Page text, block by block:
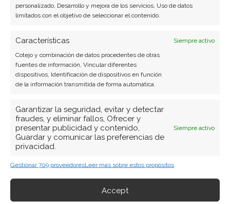
personalizado, Desarrollo y mejora de los servicios, Uso de datos
limitados con el objetivo de seleccionar el contenido.
Características
Siempre activo
Cotejo y combinación de datos procedentes de otras
fuentes de información, Vincular diferentes
dispositivos, Identificación de dispositivos en función
de la información transmitida de forma automática.
Garantizar la seguridad, evitar y detectar
fraudes, y eliminar fallos, Ofrecer y
presentar publicidad y contenido,
Guardar y comunicar las preferencias de
privacidad.
Siempre activo
Gestionar 709 proveedoresLeer más sobre estos propósitos
Accept
del sector tech.
BUSCAR